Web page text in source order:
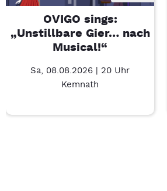
OVIGO sings:
„Unstillbare Gier… nach
Musical!“
Sa, 08.08.2026 | 20 Uhr
Kemnath